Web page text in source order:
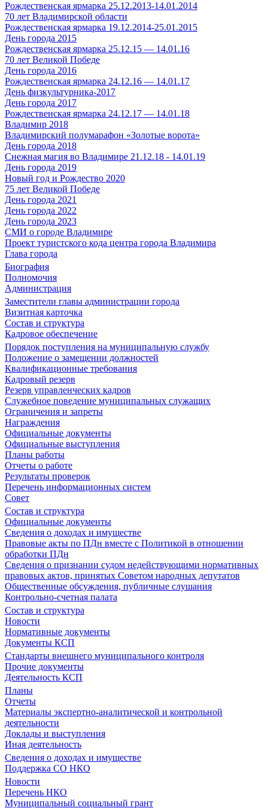
Рождественская ярмарка 25.12.2013-14.01.2014
70 лет Владимирской области
Рождественская ярмарка 19.12.2014-25.01.2015
День города 2015
Рождественская ярмарка 25.12.15 — 14.01.16
70 лет Великой Победе
День города 2016
Рождественская ярмарка 24.12.16 — 14.01.17
День физкультурника-2017
День города 2017
Рождественская ярмарка 24.12.17 — 14.01.18
Владимир 2018
Владимирский полумарафон «Золотые ворота»
День города 2018
Снежная магия во Владимире 21.12.18 - 14.01.19
День города 2019
Новый год и Рождество 2020
75 лет Великой Победе
День города 2021
День города 2022
День города 2023
СМИ о городе Владимире
Проект туристского кода центра города Владимира
Глава города
Биография
Полномочия
Администрация
Заместители главы администрации города
Визитная карточка
Состав и структура
Кадровое обеспечение
Порядок поступления на муниципальную службу
Положение о замещении должностей
Квалификационные требования
Кадровый резерв
Резерв управленческих кадров
Служебное поведение муниципальных служащих
Ограничения и запреты
Награждения
Официальные документы
Официальные выступления
Планы работы
Отчеты о работе
Результаты проверок
Перечень информационных систем
Совет
Состав и структура
Официальные документы
Сведения о доходах и имуществе
Правовые акты по ПДн вместе с Политикой в отношении
обработки ПДн
Сведения о признании судом недействующими нормативных
правовых актов, принятых Советом народных депутатов
Общественные обсуждения, публичные слушания
Контрольно-счетная палата
Состав и структура
Новости
Нормативные документы
Документы КСП
Стандарты внешнего муниципального контроля
Прочие документы
Деятельность КСП
Планы
Отчеты
Материалы экспертно-аналитической и контрольной
деятельности
Доклады и выступления
Иная деятельность
Сведения о доходах и имуществе
Поддержка СО НКО
Новости
Перечень НКО
Муниципальный социальный грант